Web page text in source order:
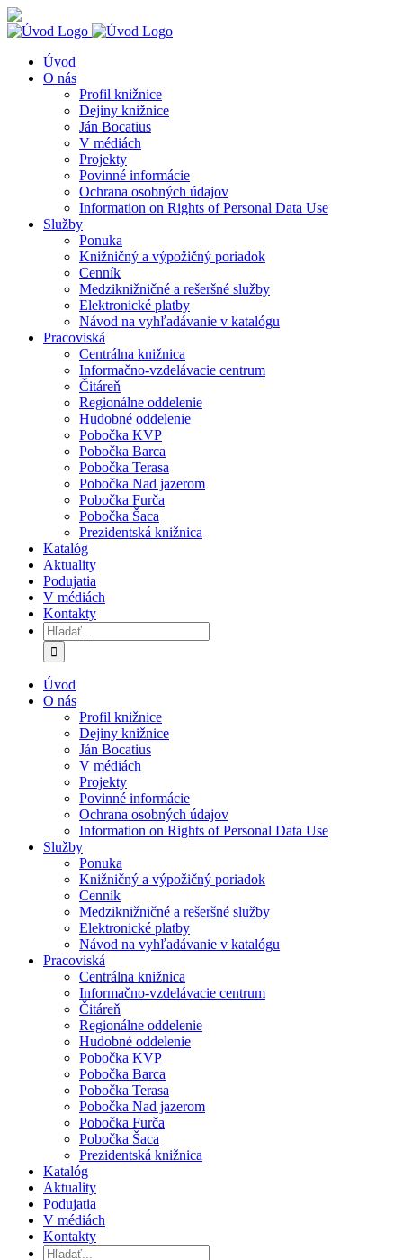
Skip
to
Knihy
na
Úvod
O nás
Profil knižnice
Dejiny knižnice
Ján Bocatius
V médiách
Projekty
Povinné informácie
Ochrana osobných údajov
Information on Rights of Personal Data Use
Služby
Ponuka
Knižničný a výpožičný poriadok
Cenník
Medziknižničné a rešeršné služby
Elektronické platby
Návod na vyhľadávanie v katalógu
Pracoviská
Centrálna knižnica
Informačno-vzdelávacie centrum
Čitáreň
Regionálne oddelenie
Hudobné oddelenie
Pobočka KVP
Pobočka Barca
Pobočka Terasa
Pobočka Nad jazerom
Pobočka Furča
Pobočka Šaca
Prezidentská knižnica
Katalóg
Aktuality
Podujatia
V médiách
Kontakty
Hľadať:
Úvod
O nás
Profil knižnice
Dejiny knižnice
Ján Bocatius
V médiách
Projekty
Povinné informácie
Ochrana osobných údajov
Information on Rights of Personal Data Use
Služby
Ponuka
Knižničný a výpožičný poriadok
Cenník
Medziknižničné a rešeršné služby
Elektronické platby
Návod na vyhľadávanie v katalógu
Pracoviská
Centrálna knižnica
Informačno-vzdelávacie centrum
Čitáreň
Regionálne oddelenie
Hudobné oddelenie
Pobočka KVP
Pobočka Barca
Pobočka Terasa
Pobočka Nad jazerom
Pobočka Furča
Pobočka Šaca
Prezidentská knižnica
Katalóg
Aktuality
Podujatia
V médiách
Kontakty
Hľadať: